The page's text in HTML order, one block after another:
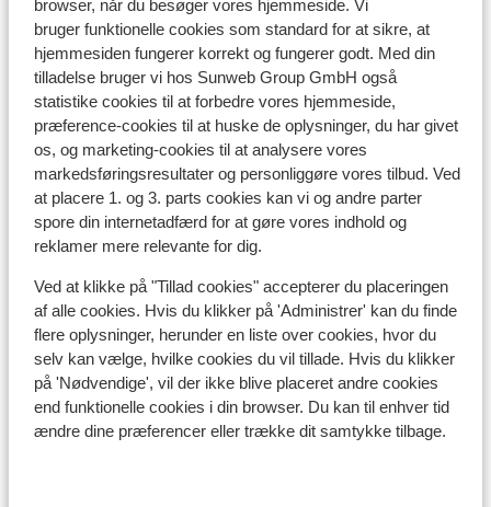
browser, når du besøger vores hjemmeside. Vi
bruger funktionelle cookies som standard for at sikre, at
hjemmesiden fungerer korrekt og fungerer godt. Med din
tilladelse bruger vi hos Sunweb Group GmbH også
statistike cookies til at forbedre vores hjemmeside,
præference-cookies til at huske de oplysninger, du har givet
os, og marketing-cookies til at analysere vores
markedsføringsresultater og personliggøre vores tilbud. Ved
at placere 1. og 3. parts cookies kan vi og andre parter
spore din internetadfærd for at gøre vores indhold og
reklamer mere relevante for dig.
Ved at klikke på "Tillad cookies" accepterer du placeringen
af alle cookies. Hvis du klikker på 'Administrer' kan du finde
flere oplysninger, herunder en liste over cookies, hvor du
selv kan vælge, hvilke cookies du vil tillade. Hvis du klikker
på 'Nødvendige', vil der ikke blive placeret andre cookies
end funktionelle cookies i din browser. Du kan til enhver tid
ændre dine præferencer eller trække dit samtykke tilbage.
klare sig på engelsk (og delvist på tysk).
Penge:
Den officielle møntenhed er euro.
Drikkepenge:
Det er normalt at give ca. 10% i drikkepenge på de
græske barer og restauranter.
Strøm:
Strømforsyningen er ligesom i Danmark 220 volt.
Vand:
Det er ikke tilrådeligt at drikke vand fra hanen.
Mad:
Typiske græske retter er Souvlaki, Tzatziki og